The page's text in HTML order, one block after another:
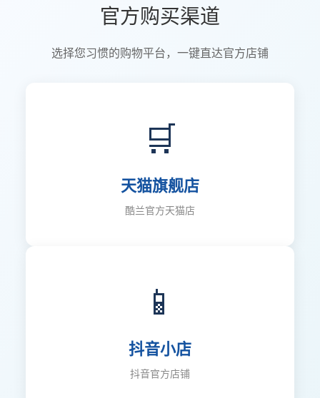
官方购买渠道
选择您习惯的购物平台，一键直达官方店铺
🛒
天猫旗舰店
酷兰官方天猫店
📱
抖音小店
抖音官方店铺